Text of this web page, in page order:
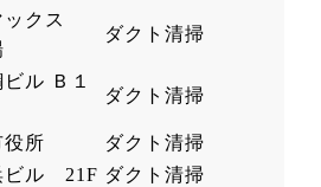
ックス
ダクト清掃
ル Ｂ１
ダクト清掃
役所
ダクト清掃
ビル 21F ダクト清掃